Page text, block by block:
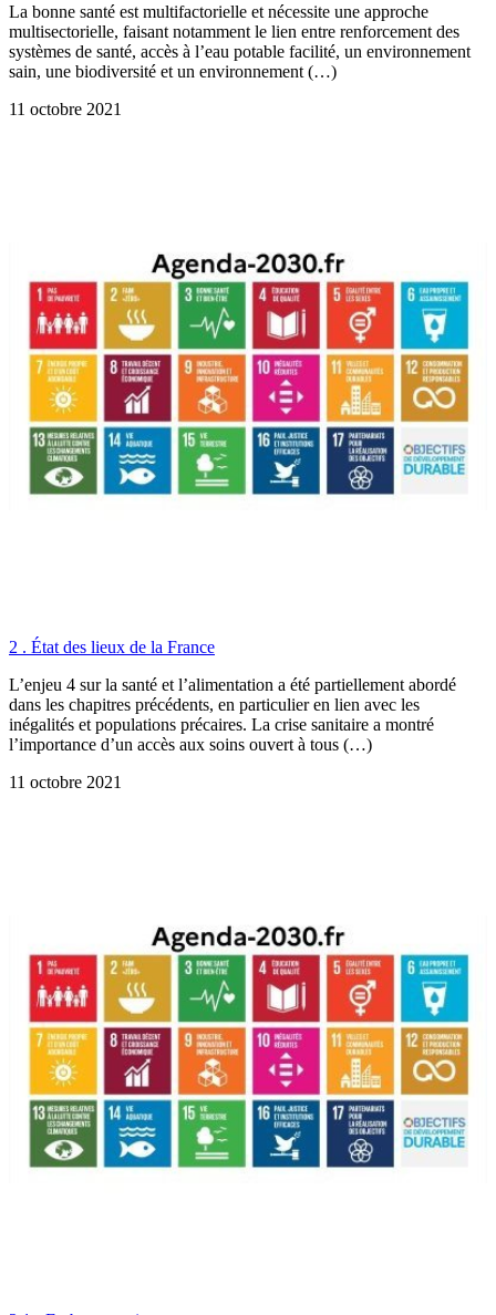
La bonne santé est multifactorielle et nécessite une approche
multisectorielle, faisant notamment le lien entre renforcement des
systèmes de santé, accès à l’eau potable facilité, un environnement
sain, une biodiversité et un environnement (…)
11 octobre 2021
2 . État des lieux de la France
L’enjeu 4 sur la santé et l’alimentation a été partiellement abordé
dans les chapitres précédents, en particulier en lien avec les
inégalités et populations précaires. La crise sanitaire a montré
l’importance d’un accès aux soins ouvert à tous (…)
11 octobre 2021